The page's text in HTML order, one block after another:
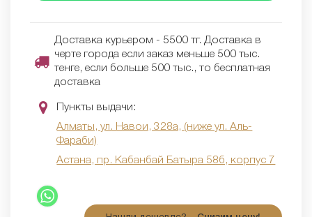
Доставка курьером - 5500 тг. Доставка в
черте города если заказ меньше 500 тыс.
тенге, если больше 500 тыс., то бесплатная
доставка
Пункты выдачи:
Алматы, ул. Навои, 328а, (ниже ул. Аль-
Фараби)
Астана, пр. Кабанбай Батыра 58б, корпус 7